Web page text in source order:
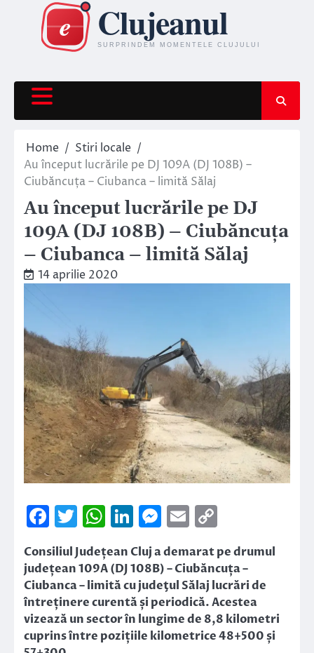
content
Home
Stiri locale
Au început lucrările pe DJ 109A (DJ 108B) –
Ciubăncuța – Ciubanca – limită Sălaj
Au început lucrările pe DJ
109A (DJ 108B) – Ciubăncuța
– Ciubanca – limită Sălaj
14 aprilie 2020
Facebook
Twitter
WhatsApp
LinkedIn
Messenger
Email
Link
Consiliul Județean Cluj a demarat pe drumul
județean 109A (DJ 108B) – Ciubăncuța –
Ciubanca – limită cu judeţul Sălaj lucrări de
întreținere curentă și periodică. Acestea
vizează un sector în lungime de 8,8 kilometri
cuprins între pozițiile kilometrice 48+500 și